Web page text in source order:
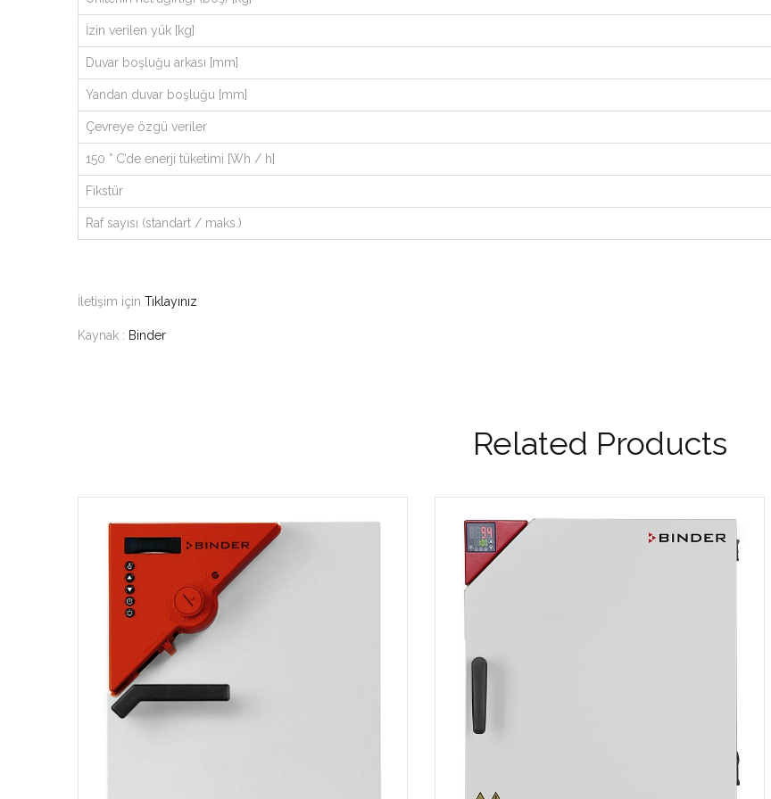
İzin verilen yük [kg]
Duvar boşluğu arkası [mm]
Yandan duvar boşluğu [mm]
Çevreye özgü veriler
150 ° C’de enerji tüketimi [Wh / h]
Fikstür
Raf sayısı (standart / maks.)
İletişim için Tıklayınız
Kaynak : Binder
Related Products